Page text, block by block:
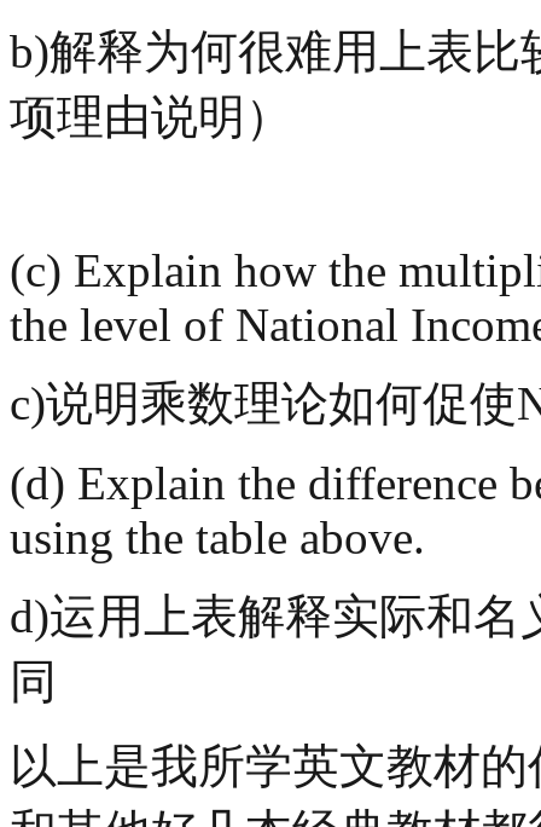
b)解释为何很难用上表
项理由说明）
(c) Explain how the
the level of National
c)说明乘数理论如
(d) Explain the difference
using the table above.
d)运用上表解释实际和名
同
以上是我所学英文教材